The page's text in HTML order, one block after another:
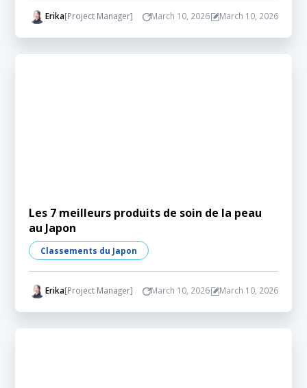
Erika[Project Manager] March 10, 2026 March 10, 2026
Les 7 meilleurs produits de soin de la peau
au Japon
Classements du Japon
Erika[Project Manager] March 10, 2026 March 10, 2026